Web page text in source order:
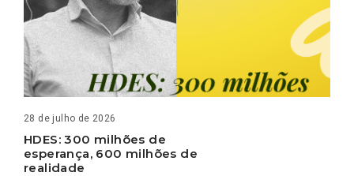
28 de julho de 2026
HDES: 300 milhões de
esperança, 600 milhões de
realidade